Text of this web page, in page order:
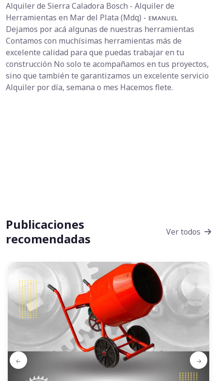
Alquiler de Sierra Caladora Bosch - Alquiler de
Herramientas en Mar del Plata (Mdq) - ᴇᴍᴀɴᴜᴇʟ
Dejamos por acá algunas de nuestras herramientas
Contamos con muchísimas herramientas más de
excelente calidad para que puedas trabajar en tu
construcción No solo te acompañamos en tus proyectos,
sino que también te garantizamos un excelente servicio
Alquiler por día, semana o mes Hacemos flete.
Publicaciones
recomendadas
Ver todos